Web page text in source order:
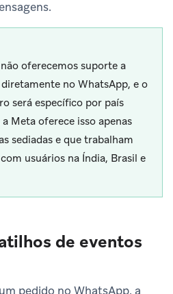
oferecemos suporte a
no WhatsApp, e o
será específico por país
Meta oferece isso apenas
sediadas e que trabalham
usuários na Índia, Brasil e
de eventos
pedido no WhatsApp, a